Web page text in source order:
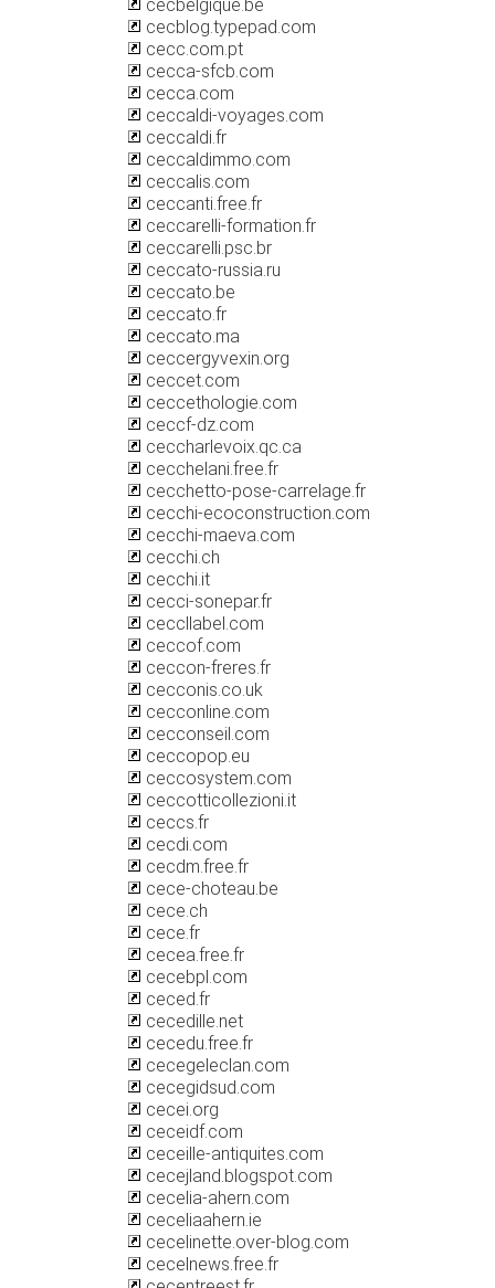
cecbelgique.be
cecblog.typepad.com
cecc.com.pt
cecca-sfcb.com
cecca.com
ceccaldi-voyages.com
ceccaldi.fr
ceccaldimmo.com
ceccalis.com
ceccanti.free.fr
ceccarelli-formation.fr
ceccarelli.psc.br
ceccato-russia.ru
ceccato.be
ceccato.fr
ceccato.ma
ceccergyvexin.org
ceccet.com
ceccethologie.com
ceccf-dz.com
ceccharlevoix.qc.ca
cecchelani.free.fr
cecchetto-pose-carrelage.fr
cecchi-ecoconstruction.com
cecchi-maeva.com
cecchi.ch
cecchi.it
cecci-sonepar.fr
ceccllabel.com
ceccof.com
ceccon-freres.fr
cecconis.co.uk
cecconline.com
cecconseil.com
ceccopop.eu
ceccosystem.com
ceccotticollezioni.it
ceccs.fr
cecdi.com
cecdm.free.fr
cece-choteau.be
cece.ch
cece.fr
cecea.free.fr
cecebpl.com
ceced.fr
cecedille.net
cecedu.free.fr
cecegeleclan.com
cecegidsud.com
cecei.org
ceceidf.com
ceceille-antiquites.com
cecejland.blogspot.com
cecelia-ahern.com
ceceliaahern.ie
cecelinette.over-blog.com
cecelnews.free.fr